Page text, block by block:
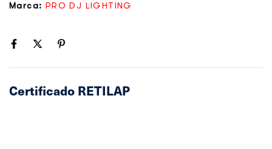
Marca: PRO DJ LIGHTING
Certificado RETILAP